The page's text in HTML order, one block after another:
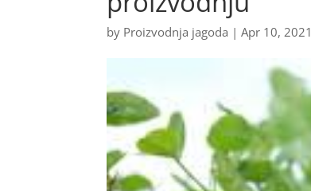
by Proizvodnja jagoda |Apr 10, 2021